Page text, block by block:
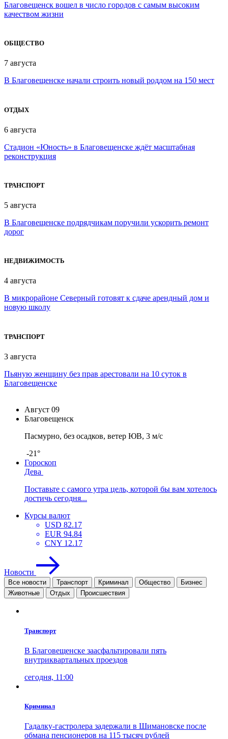
Благовещенск вошел в число городов с самым высоким
качеством жизни
ОБЩЕСТВО
7 августа
В Благовещенске начали строить новый роддом на 150 мест
ОТДЫХ
6 августа
Стадион «Юность» в Благовещенске ждёт масштабная
реконструкция
ТРАНСПОРТ
5 августа
В Благовещенске подрядчикам поручили ускорить ремонт
дорог
НЕДВИЖИМОСТЬ
4 августа
В микрорайоне Северный готовят к сдаче арендный дом и
новую школу
ТРАНСПОРТ
3 августа
Пьяную женщину без прав арестовали на 10 суток в
Благовещенске
Август 09
Благовещенск
Пасмурно, без осадков, ветер ЮВ, 3 м/с
-21°
Гороскоп
Дева
Поставьте с самого утра цель, которой бы вам хотелось
достичь сегодня...
Курсы валют
USD 82.17
EUR 94.84
CNY 12.17
Новости
Все новости Транспорт Криминал Общество
Бизнес
Животные
Отдых Проиcшествия
Транспорт
В Благовещенске заасфальтировали пять
внутриквартальных проездов
сегодня, 11:00
Криминал
Гадалку-гастролера задержали в Шимановске после
обмана пенсионеров на 115 тысяч рублей